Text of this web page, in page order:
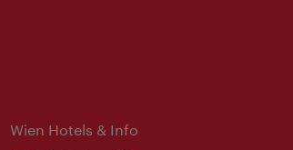
Wien Hotels & Info